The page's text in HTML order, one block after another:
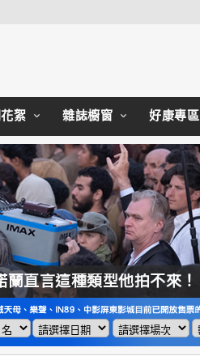
絮 雜誌櫥窗 好康專區
直言這種類型他拍不來！